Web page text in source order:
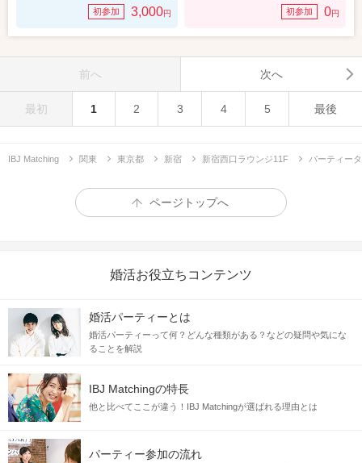
初参加 3,000円 初参加 0円
前へ 次へ
最初 1 2 3 4 5 最後
IBJ Matching 関東 東京都 新宿 新宿西口ラウンジ11F パーティー
ページトップへ
婚活お役立ちコンテンツ
婚活パーティーとは
婚活パーティーって何？どんな種類がある？などの疑問や気にな
ることを解説
IBJ Matchingの特長
他と比べてここが違う！IBJ Matchingが選ばれる理由とは
パーティー参加の流れ